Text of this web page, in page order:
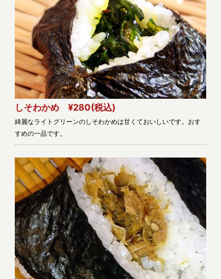
しそわかめ ¥280(税込)
綺麗なライトグリーンのしそわかめは甘くておいしいです。おす
すめの一品です。